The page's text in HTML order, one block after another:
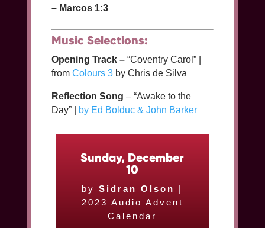
– Marcos 1:3
Music Selections:
Opening Track –“Coventry Carol” |
fromColours 3 by Chris de Silva
Reflection Song – “Awake to the
Day” |
by Ed Bolduc & John Barker
Sunday, December
10
bySidran Olson
|
2023 Audio Advent
Calendar